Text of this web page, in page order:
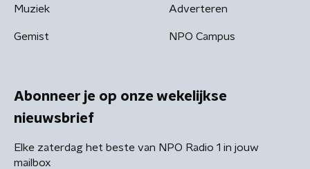
Muziek
Gemist
Adverteren
NPO Campus
Abonneer je op onze wekelijkse
nieuwsbrief
Elke zaterdag het beste van NPO Radio 1 in jouw
mailbox